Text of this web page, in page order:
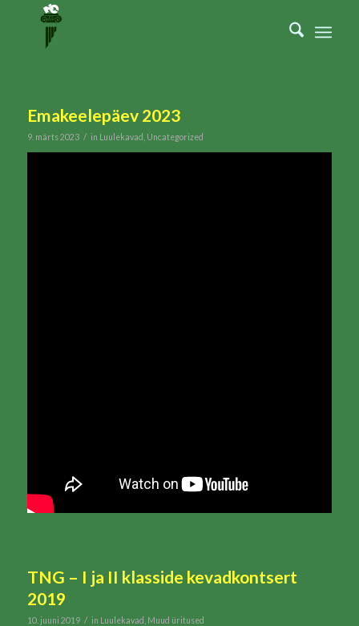
Emakeelepäev 2023
9. märts 2023 / in Luulekavad Uncategorized
TNG – I ja II klasside kevadkontsert
2019
10. juuni 2019 / in Luulekavad Muud üritused